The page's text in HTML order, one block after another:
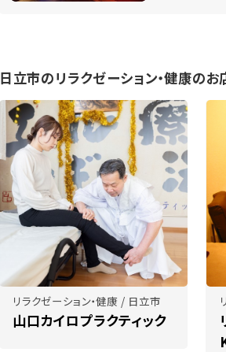
日立市のリラクゼーション・健康のお
リラクゼーション・健康 / 日立市
山口カイロプラクティック